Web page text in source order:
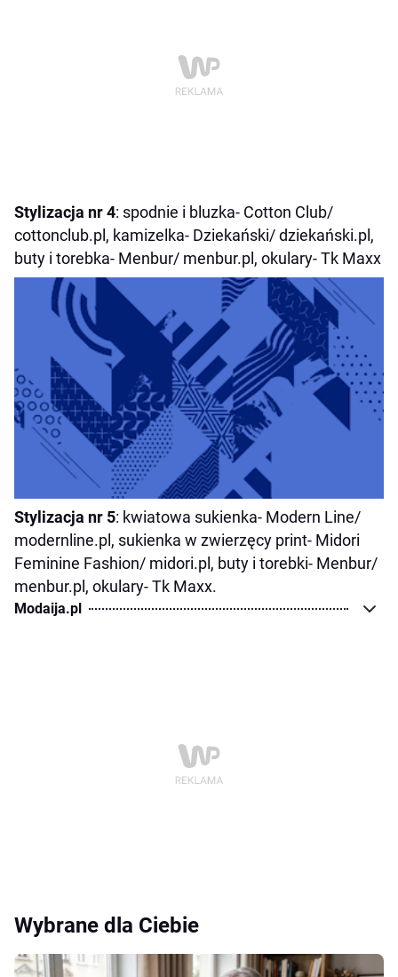
Stylizacja nr 4: spodnie i bluzka- Cotton Club/
cottonclub.pl, kamizelka- Dziekański/ dziekański.pl,
buty i torebka- Menbur/ menbur.pl, okulary- Tk Maxx
Stylizacja nr 5: kwiatowa sukienka- Modern Line/
modernline.pl, sukienka w zwierzęcy print- Midori
Feminine Fashion/ midori.pl, buty i torebki- Menbur/
menbur.pl, okulary- Tk Maxx.
Modaija.pl
Wybrane dla Ciebie